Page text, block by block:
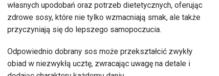
własnych upodobań oraz potrzeb dietetycznych, oferując
zdrowe sosy, które nie tylko wzmacniają smak, ale także
przyczyniają się do lepszego samopoczucia.
Odpowiednio dobrany sos może przekształcić zwykły
obiad w niezwykłą ucztę, zwracając uwagę na detale i